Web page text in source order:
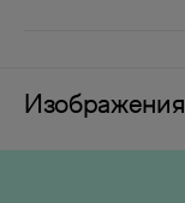
Изображения